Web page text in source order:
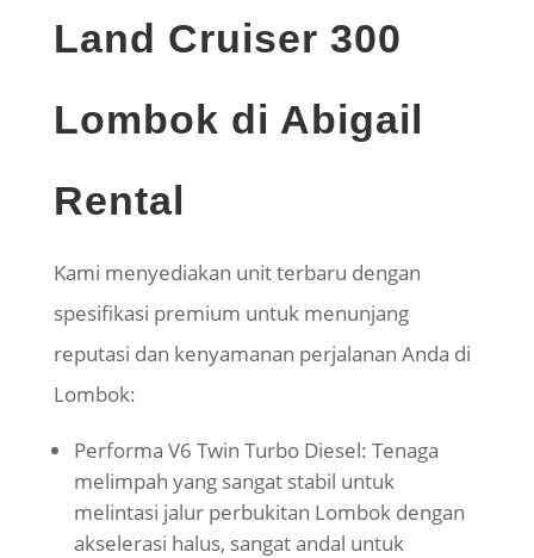
Land Cruiser 300
Lombok di Abigail
Rental
Kami menyediakan unit terbaru dengan
spesifikasi premium untuk menunjang
reputasi dan kenyamanan perjalanan Anda di
Lombok:
Performa V6 Twin Turbo Diesel: Tenaga
melimpah yang sangat stabil untuk
melintasi jalur perbukitan Lombok dengan
akselerasi halus, sangat andal untuk